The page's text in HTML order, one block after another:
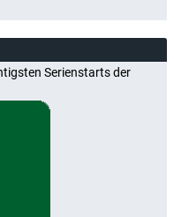
Serienstarts der